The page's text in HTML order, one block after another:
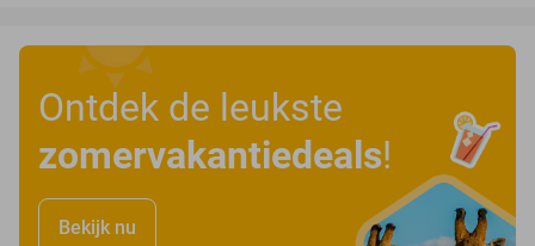
Ontdek de leukste
zomervakantiedeals!
Bekijk nu